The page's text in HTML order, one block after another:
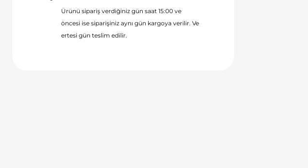
Ürünü sipariş verdiğiniz gün saat 15:00 ve
öncesi ise siparişiniz aynı gün kargoya verilir. Ve
ertesi gün teslim edilir.